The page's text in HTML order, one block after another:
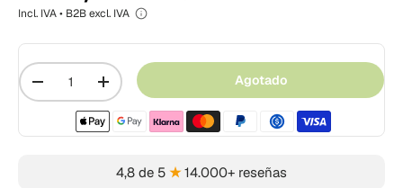
Incl. IVA • B2B excl. IVA
Cantidad
-
+ Agotado
Métodos de pago aceptados
4,8 de 5 ★14.000+ reseñas